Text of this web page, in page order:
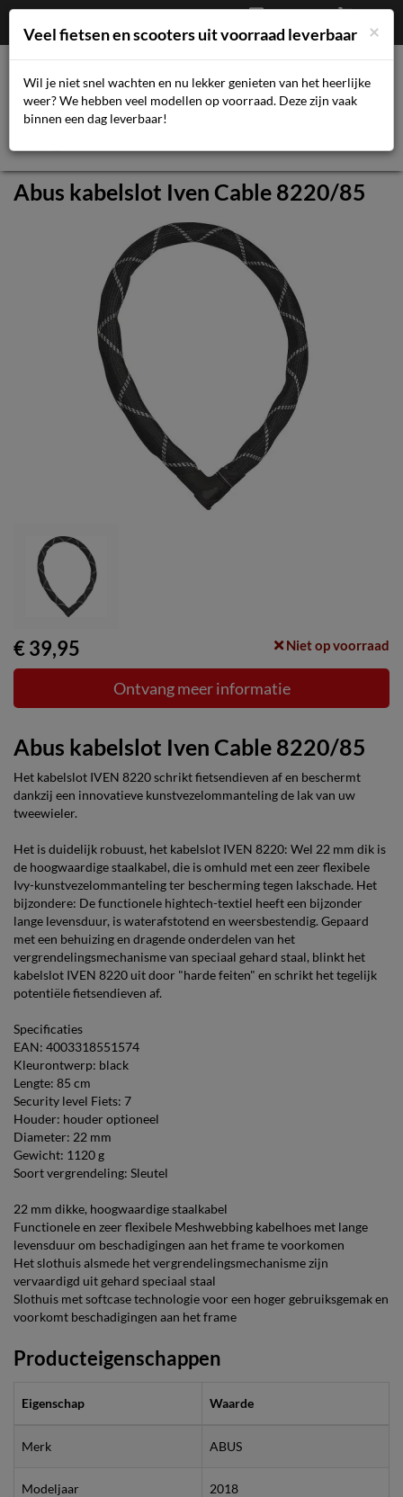
€0,00
Afrekenen
Mijn account
Abus kabelslot Iven Cable 8220/85
€ 39,95 Niet op voorraad
Ontvang meer informatie
Abus kabelslot Iven Cable 8220/85
Het kabelslot IVEN 8220 schrikt fietsendieven af en beschermt
dankzij een innovatieve kunstvezelommanteling de lak van uw
tweewieler.
Het is duidelijk robuust, het kabelslot IVEN 8220: Wel 22 mm dik is
de hoogwaardige staalkabel, die is omhuld met een zeer flexibele
Ivy-kunstvezelommanteling ter bescherming tegen lakschade. Het
bijzondere: De functionele hightech-textiel heeft een bijzonder
lange levensduur, is waterafstotend en weersbestendig. Gepaard
met een behuizing en dragende onderdelen van het
vergrendelingsmechanisme van speciaal gehard staal, blinkt het
kabelslot IVEN 8220 uit door "harde feiten" en schrikt het tegelijk
potentiële fietsendieven af.
Specificaties
EAN: 4003318551574
Kleurontwerp: black
Lengte: 85 cm
Security level Fiets: 7
Houder: houder optioneel
Diameter: 22 mm
Gewicht: 1120 g
Soort vergrendeling: Sleutel
22 mm dikke, hoogwaardige staalkabel
Functionele en zeer flexibele Meshwebbing kabelhoes met lange
levensduur om beschadigingen aan het frame te voorkomen
Het slothuis alsmede het vergrendelingsmechanisme zijn
vervaardigd uit gehard speciaal staal
Slothuis met softcase technologie voor een hoger gebruiksgemak en
voorkomt beschadigingen aan het frame
Producteigenschappen
Eigenschap Waarde
Merk ABUS
Modeljaar 2018
×
Veel fietsen en scooters uit voorraad leverbaar
Wil je niet snel wachten en nu lekker genieten van het heerlijke
weer? We hebben veel modellen op voorraad. Deze zijn vaak
binnen een dag leverbaar!